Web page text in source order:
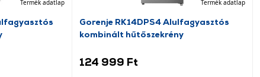
Termék adatlap Termék adatlap
Gorenje RK14DPS4 Alulfagyasztós
kombinált hűtőszekrény
124 999 Ft